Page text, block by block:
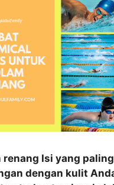
renang Isi yang
dengan kulit